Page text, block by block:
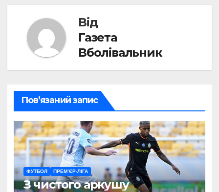
Від
Газета
Вболівальник
Пов’язаний запис
ФУТБОЛ ПРЕМ’ЄР-ЛІГА
З чистого аркушу